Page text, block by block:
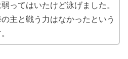
ってはいたけど泳げました。
主と戦う力はなかったという